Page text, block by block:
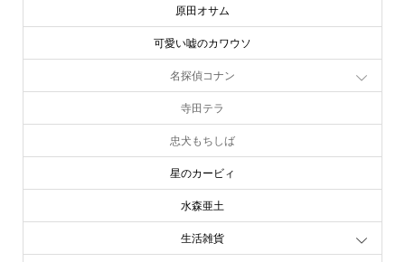
原田オサム
可愛い嘘のカワウソ
名探偵コナン
寺田テラ
忠犬もちしば
星のカービィ
水森亜土
生活雑貨